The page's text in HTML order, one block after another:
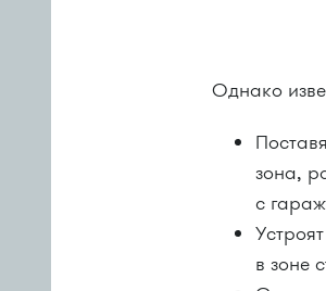
Однако
зона,
с
в зоне